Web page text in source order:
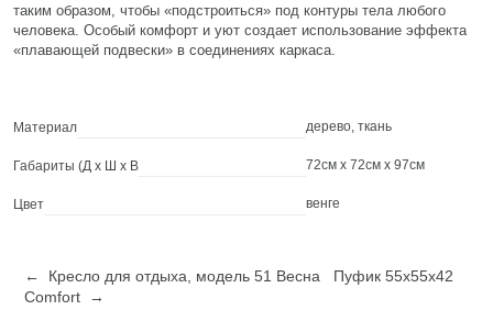
таким образом, чтобы «подстроиться» под контуры тела любого
человека. Особый комфорт и уют создает использование эффекта
«плавающей подвески» в соединениях каркаса.
Материал дерево, ткань
Габариты (Д х Ш х В 72см x 72см x 97см
Цвет венге
← Кресло для отдыха, модель 51 Весна
Пуфик 55x55x42
Comfort →